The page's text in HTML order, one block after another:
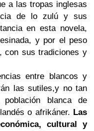
a las tropas inglesas
de lo zulú y sus
en esta novela,
y por el peso
con sus tradiciones y
entre blancos y
las sutiles,y no tan
blanca de
o afrikáner. Las
cultural y